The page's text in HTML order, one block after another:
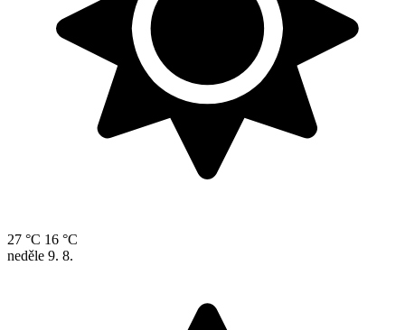
27 °C 16 °C
neděle 9. 8.